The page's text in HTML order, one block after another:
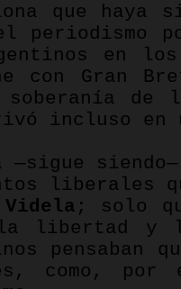
que haya
periodismo
en
con Gran
de
incluso en
—sigue
liberales
; solo
libertad y
pensaban
como, por